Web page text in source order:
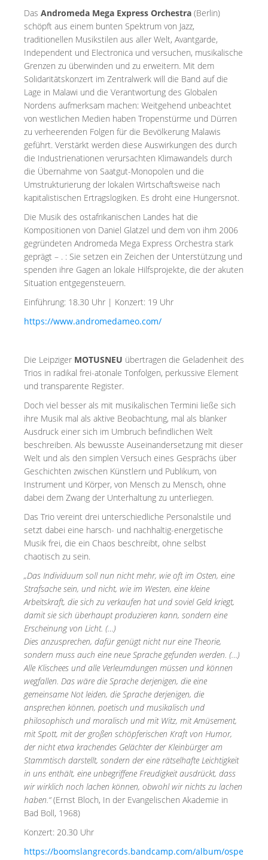
Das Andromeda Mega Express Orchestra (Berlin)
schöpft aus einem bunten Spektrum von Jazz,
traditionellen Musikstilen aus aller Welt, Avantgarde,
Independent und Electronica und versuchen, musikalische
Grenzen zu überwinden und zu erweitern. Mit dem
Solidaritätskonzert im Zentralwerk will die Band auf die
Lage in Malawi und die Verantwortung des Globalen
Nordens aufmerksam machen: Weitgehend unbeachtet
von westlichen Medien haben Tropenstürme und Dürren
zu verheerenden Folgen für die Bevölkerung Malawis
geführt. Verstärkt werden diese Auswirkungen des durch
die Industrienationen verursachten Klimawandels durch
die Übernahme von Saatgut-Monopolen und die
Umstrukturierung der lokalen Wirtschaftsweise nach
kapitalistischen Ertragslogiken. Es droht eine Hungersnot.
Die Musik des ostafrikanischen Landes hat die
Kompositionen von Daniel Glatzel und dem von ihm 2006
gegründeten Andromeda Mega Express Orchestra stark
geprägt – . : Sie setzen ein Zeichen der Unterstützung und
spenden ihre Gagen an lokale Hilfsprojekte, die der akuten
Situation entgegensteuern.
Einführung: 18.30 Uhr | Konzert: 19 Uhr
https://www.andromedameo.com/
Die Leipziger MOTUSNEU übertragen die Geladenheit des
Trios in radikal frei-atonale Tonfolgen, perkussive Element
und transparente Register.
Doch viel besser als mit musikalischen Termini ließe sich
ihre Musik mal als aktive Beobachtung, mal als blanker
Ausdruck einer sich im Umbruch befindlichen Welt
beschreiben. Als bewusste Auseinandersetzung mit dieser
Welt und als den simplen Versuch eines Gesprächs über
Geschichten zwischen Künstlern und Publikum, von
Instrument und Körper, von Mensch zu Mensch, ohne
dabei dem Zwang der Unterhaltung zu unterliegen.
Das Trio vereint drei unterschiedliche Personalstile und
setzt dabei eine harsch- und nachhaltig-energetische
Musik frei, die ein Chaos beschreibt, ohne selbst
chaotisch zu sein.
„Das Individuum soll nun nicht mehr, wie oft im Osten, eine
Strafsache sein, und nicht, wie im Westen, eine kleine
Arbeitskraft, die sich zu verkaufen hat und soviel Geld kriegt,
damit sie sich überhaupt produzieren kann, sondern eine
Erscheinung von Licht. (…)
Dies anzusprechen, dafür genügt nicht nur eine Theorie,
sondern muss auch eine neue Sprache gefunden werden. (…)
Alle Klischees und alle Verleumdungen müssen und können
wegfallen. Das wäre die Sprache derjenigen, die eine
gemeinsame Not leiden, die Sprache derjenigen, die
ansprechen können, poetisch und musikalisch und
philosophisch und moralisch und mit Witz, mit Amüsement,
mit Spott, mit der großen schöpferischen Kraft von Humor,
der nicht etwa krachendes Gelächter der Kleinbürger am
Stammtisch darstellt, sondern der eine rätselhafte Leichtigkeit
in uns enthält, eine unbegriffene Freudigkeit ausdrückt, dass
wir wirklich noch lachen können, obwohl wir nichts zu lachen
haben.“(Ernst Bloch, In der Evangelischen Akademie in
Bad Boll, 1968)
Konzert: 20.30 Uhr
https://boomslangrecords.bandcamp.com/album/ospe